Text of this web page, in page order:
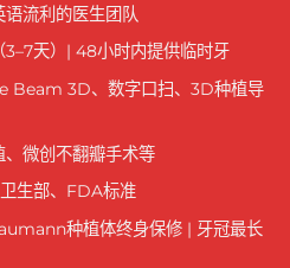
流利的医生团队
天）| 48小时内提供临时牙
Beam 3D、数字口扫、3D种植导
微创不翻瓣手术等
生部、FDA标准
种植体终身保修 | 牙冠最长